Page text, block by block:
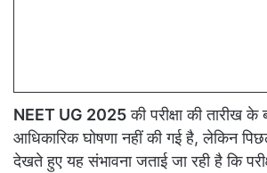
NEET UG 2025की परीक्षा की तारीख
आधिकारिक घोषणा नहीं की गई है, लेकिन
देखते हुए यह संभावना जताई जा रही है कि